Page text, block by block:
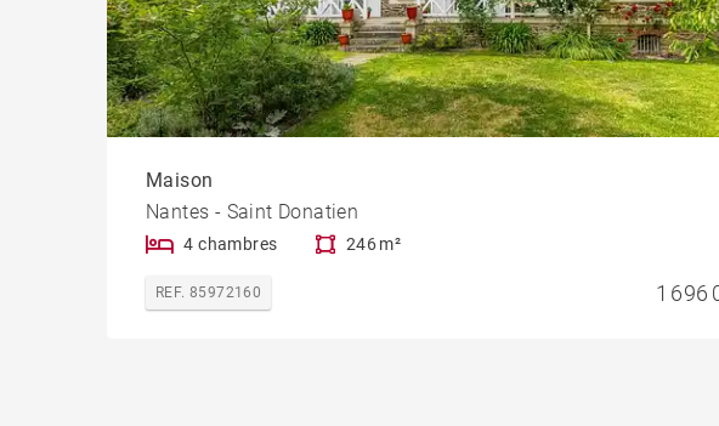
Maison
Nantes - Saint Donatien
4 chambres 246 m²
REF. 85972160 1 696